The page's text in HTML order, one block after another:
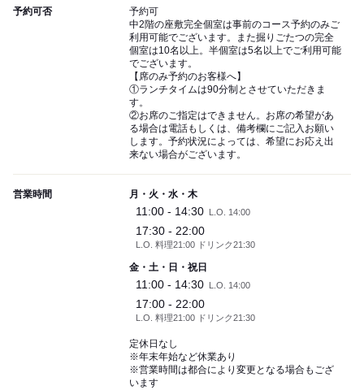
予約可否
予約可
中2階の座敷完全個室は事前のコース予約のみご
利用可能でございます。また掘りごたつの完全
個室は10名以上。半個室は5名以上でご利用可能
でございます。
【席のみ予約のお客様へ】
①ランチタイムは90分制とさせていただきま
す。
②お席のご指定はできません。お席の希望があ
る場合は電話もしくは、備考欄にご記入お願い
します。予約状況によっては、希望にお応え出
来ない場合がございます。
営業時間 月・火・水・木
11:00 - 14:30 L.O. 14:00
17:30 - 22:00
L.O. 料理21:00 ドリンク21:30
金・土・日・祝日
11:00 - 14:30 L.O. 14:00
17:00 - 22:00
L.O. 料理21:00 ドリンク21:30
定休日なし
※年末年始など休業あり
※営業時間は都合により変更となる場合もござ
います